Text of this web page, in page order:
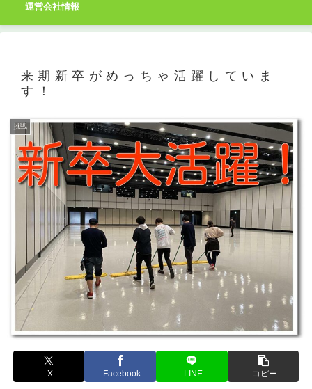
運営会社情報
来期新卒がめっちゃ活躍していま
す！
挑戦
X Facebook LINE コピー